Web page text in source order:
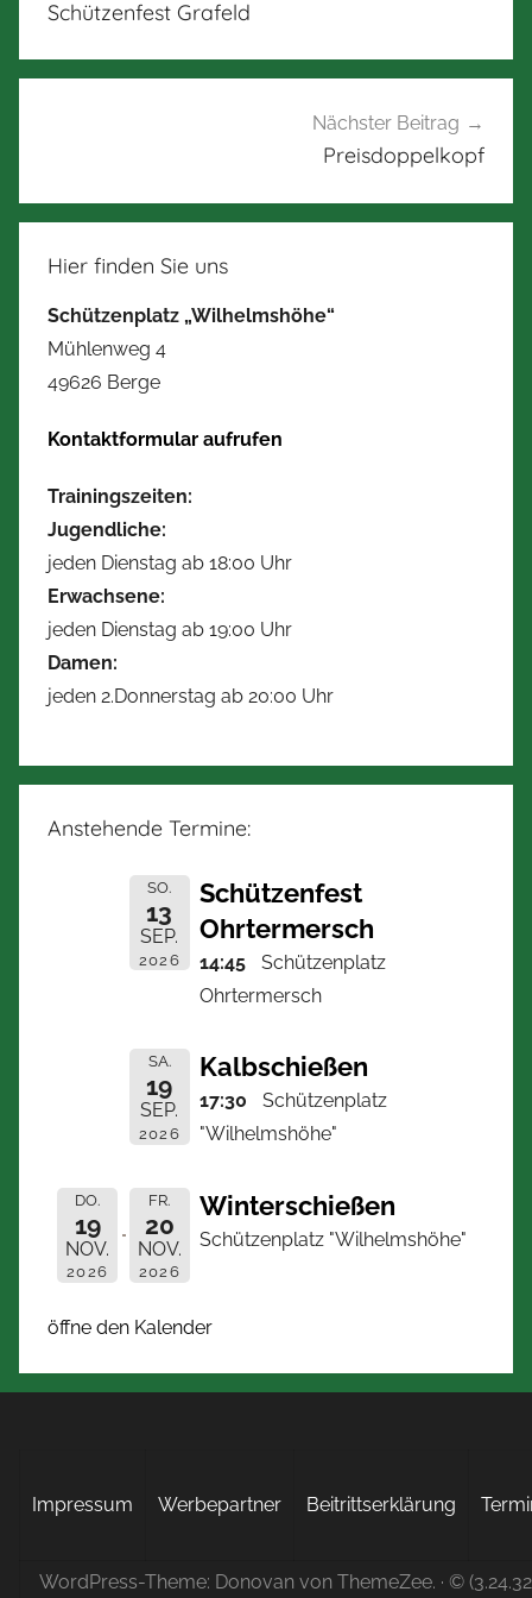
Schützenfest Grafeld
Nächster Beitrag
Preisdoppelkopf
Hier finden Sie uns
Schützenplatz „Wilhelmshöhe“
Mühlenweg 4
49626 Berge
Kontaktformular aufrufen
Trainingszeiten:
Jugendliche:
jeden Dienstag ab 18:00 Uhr
Erwachsene:
jeden Dienstag ab 19:00 Uhr
Damen:
jeden 2.Donnerstag ab 20:00 Uhr
Anstehende Termine:
SO.
13
SEP.
2026
Schützenfest
Ohrtermersch
14:45
Schützenplatz
Ohrtermersch
SA.
19
SEP.
2026
Kalbschießen
17:30
Schützenplatz
"Wilhelmshöhe"
DO.
19
NOV.
2026
FR.
20
NOV.
2026
Winterschießen
Schützenplatz "Wilhelmshöhe"
öffne den Kalender
Impressum Werbepartner Beitrittserklärung
WordPress-Theme: Donovan von ThemeZee. · ©